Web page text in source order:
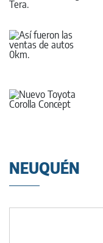
NEUQUÉN